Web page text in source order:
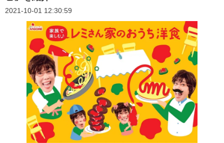
2021-10-01 12:30:59